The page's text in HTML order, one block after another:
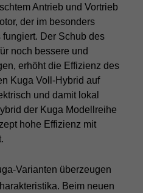
Antrieb und Vortrieb
der im besonders
Der Schub des
noch bessere und
erhöht die Effizienz des
Kuga Voll-Hybrid auf
und damit lokal
der Kuga Modellreihe
hohe Effizienz mit
Varianten überzeugen
Beim neuen